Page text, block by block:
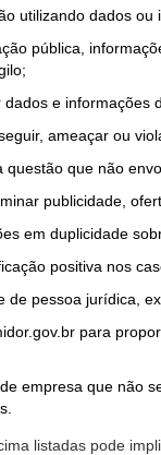
utilizando dados
pública,
e informações
ameaçar ou
que não
publicidade,
em duplicidade
positiva nos
de pessoa jurídica,
para
empresa que não
listadas pode